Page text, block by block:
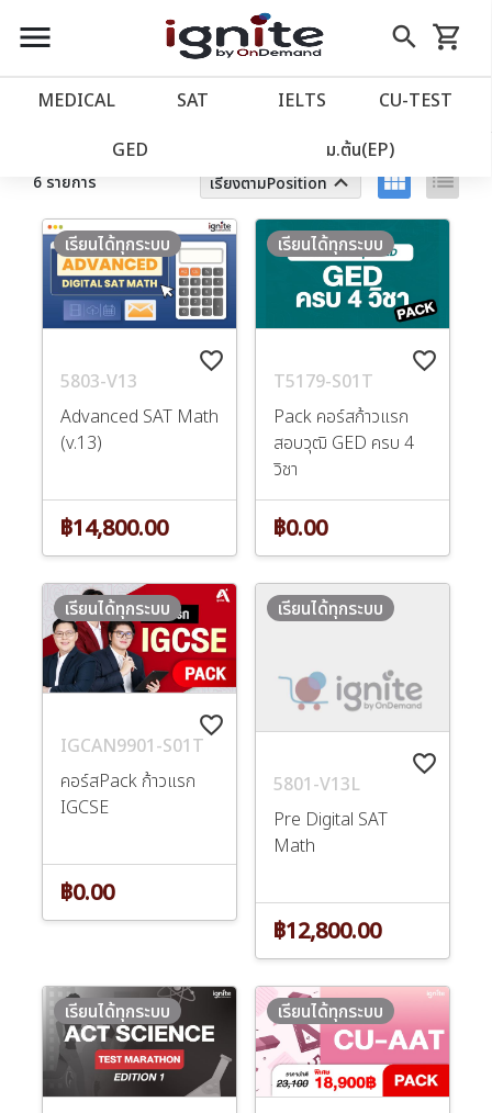
close
account_balance หน้าแรก
เว็บไซต์อิกไนท์
local_offer โปรโมชั่น
import_contacts วางแผนการเรียน
ลงทะเบียน
menu search
Skip
to
shopping_cart
รถเข็น
MEDICAL SAT IELTS CU‑TEST
GED ม.ต้น(EP)
ตัวกรอง ล้างทั้งหมด
6 รายการ เรียงตามPositionkeyboard_arrow_up view_module list
favorite_border
5803-V13
Advanced SAT Math
(v.13)
เรียนได้ทุกระบบ
฿14,800.00
favorite_border
T5179-S01T
Pack คอร์สก้าวแรก
สอบวุฒิ GED ครบ 4
วิชา
เรียนได้ทุกระบบ
฿0.00
favorite_border
IGCAN9901-S01T
คอร์สPack ก้าวแรก
IGCSE
เรียนได้ทุกระบบ
฿0.00
favorite_border
5801-V13L
Pre Digital SAT
Math
เรียนได้ทุกระบบ
฿12,800.00
เรียนได้ทุกระบบ เรียนได้ทุกระบบ